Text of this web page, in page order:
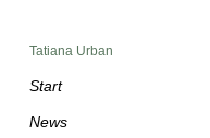
Tatiana Urban
Start
News